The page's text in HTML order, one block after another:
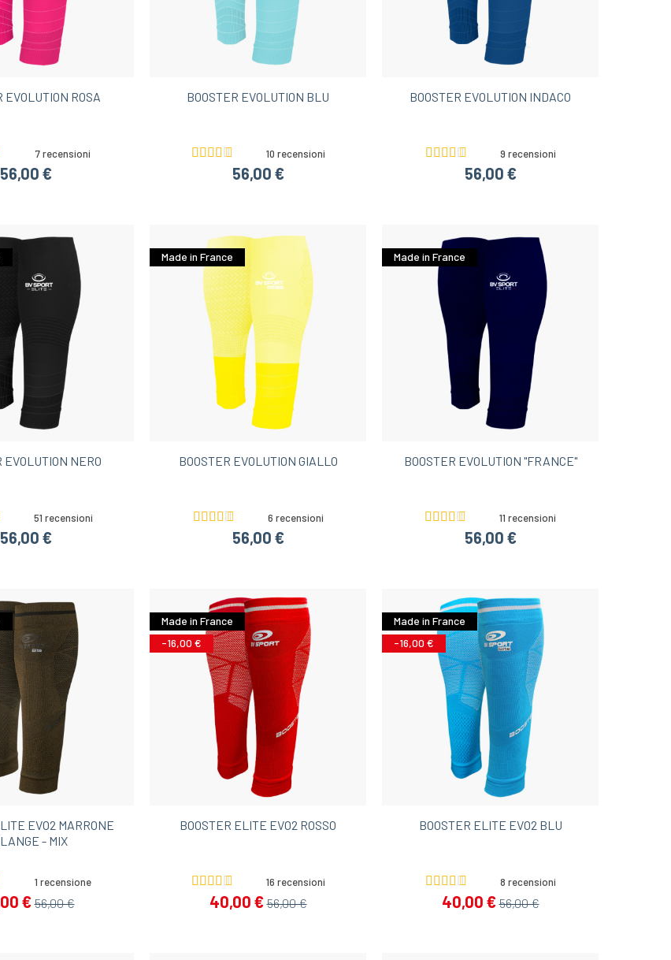
running uomo Idee regalo di Natale sotto i 60€ Idee regalo di Natale sotto i 100€
EVOLUTION ROSA
7 recensioni
56,00 €
BOOSTER EVOLUTION BLU
10 recensioni
56,00 €
BOOSTER EVOLUTION INDACO
9 recensioni
56,00 €
EVOLUTION NERO
51 recensioni
56,00 €
Made in France
BOOSTER EVOLUTION GIALLO
6 recensioni
56,00 €
Made in France
BOOSTER EVOLUTION "FRANCE"
11 recensioni
56,00 €
EVO2 MARRONE
- MIX
1 recensione
€ 56,00 €
Made in France
-16,00 €
BOOSTER ELITE EVO2 ROSSO
16 recensioni
40,00 € 56,00 €
Made in France
-16,00 €
BOOSTER ELITE EVO2 BLU
8 recensioni
40,00 € 56,00 €